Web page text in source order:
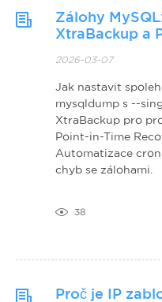
Zálohy
XtraBackup a
2026-03-07
38
Jak nastavit
mysqldump s --
XtraBackup pro
Point-in-Time
Automatizace
chyb se zálohami.
Proč je IP